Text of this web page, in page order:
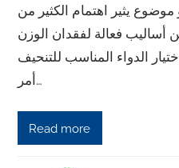
يثير اهتمام الكثير من
أساليب فعالة لفقدان الوزن
الدواء المناسب للتنحيف
أمر…
Read more